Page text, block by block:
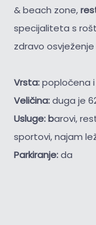
& beach zone,
specijaliteta s
zdravo
Vrsta:popločena
Veličina:duga je
Usluge: barovi,
sportovi, najam
Parkiranje:da